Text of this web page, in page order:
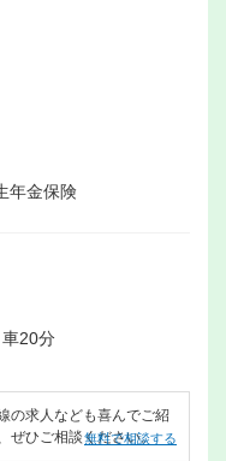
年金保険
20分
の求人なども喜んでご紹
ぜひご相談ください。
無料で相談する